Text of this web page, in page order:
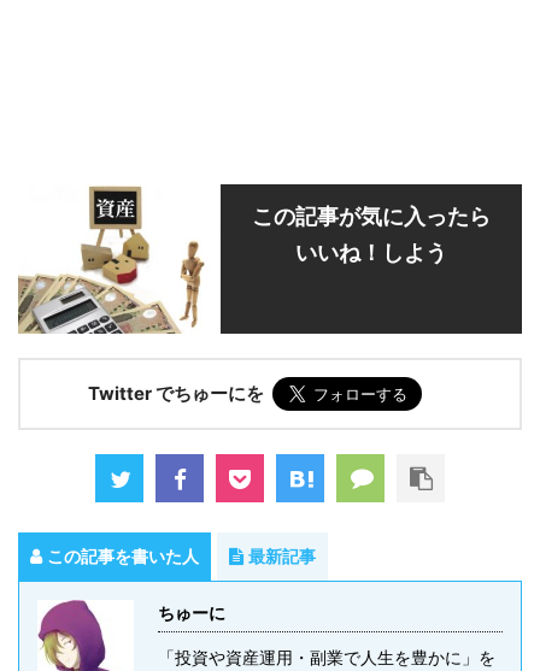
この記事が気に入ったら
いいね！しよう
Twitter でちゅーにを
この記事を書いた人 最新記事
ちゅーに
「投資や資産運用・副業で人生を豊かに」を